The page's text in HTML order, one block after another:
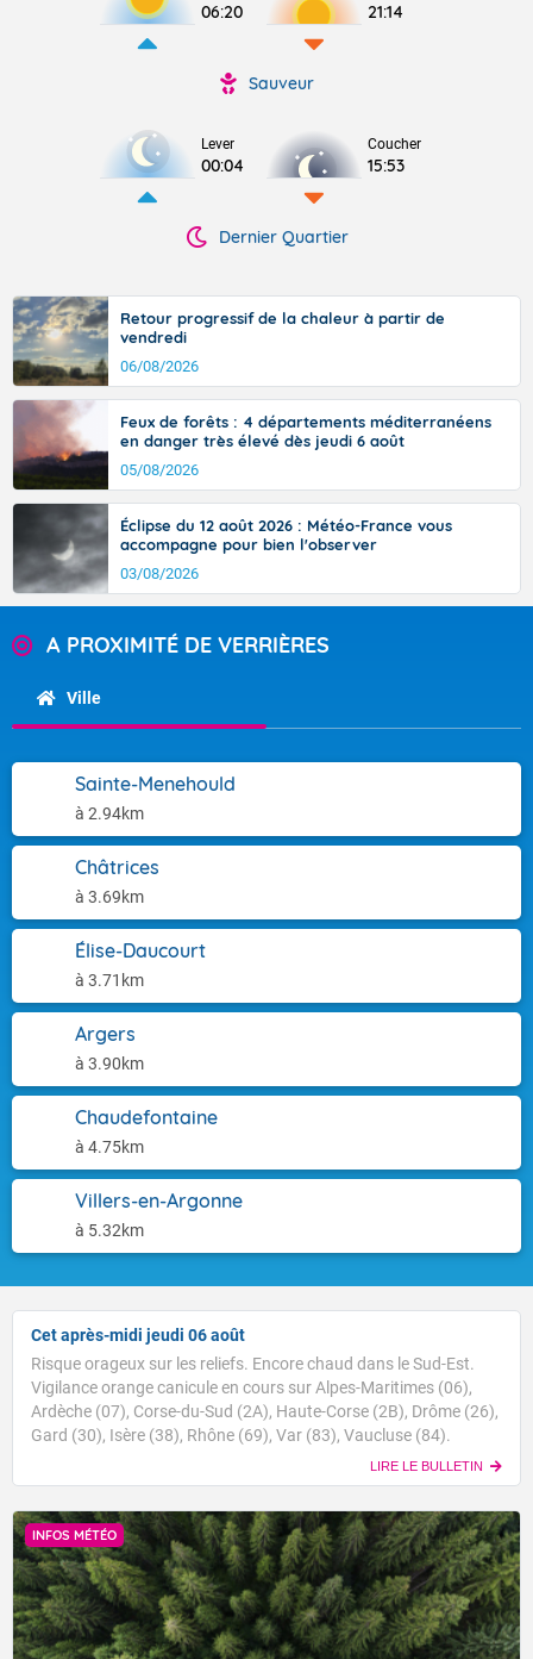
06:20 21:14
Sauveur
Lever
00:04
Coucher
15:53
Dernier Quartier
Retour progressif de la chaleur à partir de
vendredi
06/08/2026
Feux de forêts : 4 départements méditerranéens
en danger très élevé dès jeudi 6 août
05/08/2026
Éclipse du 12 août 2026 : Météo-France vous
accompagne pour bien l'observer
03/08/2026
A PROXIMITÉ DE VERRIÈRES
Ville
Sainte-Menehould
à 2.94km
Châtrices
à 3.69km
Élise-Daucourt
à 3.71km
Argers
à 3.90km
Chaudefontaine
à 4.75km
Villers-en-Argonne
à 5.32km
Cet après-midi jeudi 06 août
Risque orageux sur les reliefs. Encore chaud dans le Sud-Est.
Vigilance orange canicule en cours sur Alpes-Maritimes (06),
Ardèche (07), Corse-du-Sud (2A), Haute-Corse (2B), Drôme (26),
Gard (30), Isère (38), Rhône (69), Var (83), Vaucluse (84).
LIRE LE BULLETIN
INFOS MÉTÉO